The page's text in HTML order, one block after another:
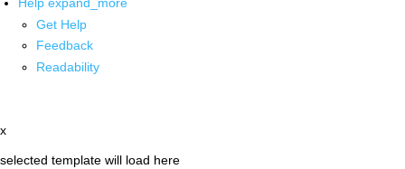
Get Help
Feedback
Readability
x
selected template will load here